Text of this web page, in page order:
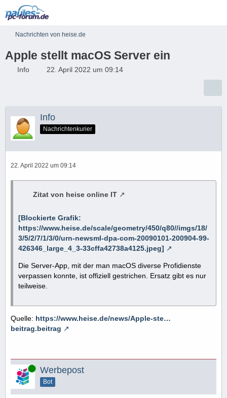
Nachrichten von heise.de
Apple stellt macOS Server ein
Info 22. April 2022 um 09:14
Info
Nachrichtenkurier
22. April 2022 um 09:14
Zitat von heise online IT
[Blockierte Grafik:
https://www.heise.de/scale/geometry/450/q80//imgs/18/
3/5/2/7/1/3/0/urn-newsml-dpa-com-20090101-200904-99-
426346_large_4_3-33cffa42738a4125.jpeg]
Die Server-App, mit der man macOS diverse Profidienste
verpassen konnte, ist offiziell gestrichen. Ersatz gibt es nur
teilweise.
Quelle: https://www.heise.de/news/Apple-ste…
beitrag.beitrag
Online Werbepost
Bot